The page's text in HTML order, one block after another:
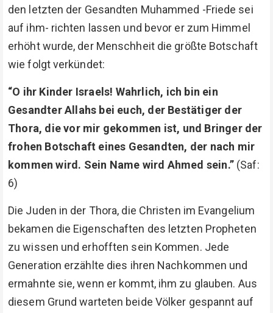
den letzten der Gesandten Muhammed -Friede sei
auf ihm- richten lassen und bevor er zum Himmel
erhöht wurde, der Menschheit die größte Botschaft
wie folgt verkündet:
“O ihr Kinder Israels! Wahrlich, ich bin ein
Gesandter Allahs bei euch, der Bestätiger der
Thora, die vor mir gekommen ist, und Bringer der
frohen Botschaft eines Gesandten, der nach mir
kommen wird. Sein Name wird Ahmed sein.” (Saf:
6)
Die Juden in der Thora, die Christen im Evangelium
bekamen die Eigenschaften des letzten Propheten
zu wissen und erhofften sein Kommen. Jede
Generation erzählte dies ihren Nachkommen und
ermahnte sie, wenn er kommt, ihm zu glauben. Aus
diesem Grund warteten beide Völker gespannt auf